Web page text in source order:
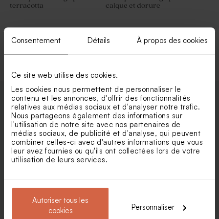
Consentement Détails À propos des cookies
Ce site web utilise des cookies.
Les cookies nous permettent de personnaliser le
contenu et les annonces, d'offrir des fonctionnalités
relatives aux médias sociaux et d'analyser notre trafic.
Nous partageons également des informations sur
l'utilisation de notre site avec nos partenaires de
médias sociaux, de publicité et d'analyse, qui peuvent
combiner celles-ci avec d'autres informations que vous
leur avez fournies ou qu'ils ont collectées lors de votre
utilisation de leurs services.
Autoriser tous les
cookies
Personnaliser
terracotta
calque et dorure
Voir toute la collection Faire-part mariage
Enveloppes